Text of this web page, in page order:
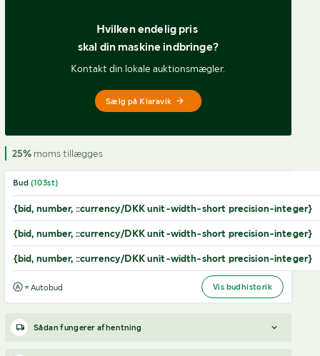
Hvilken endelig pris
skal din maskine indbringe?
Kontakt din lokale auktionsmægler.
Sælg på Klaravik
25%moms tillægges
Bud (103st)
{bid, number, ::currency/DKK unit-width-short precision-integer}
{bid, number, ::currency/DKK unit-width-short precision-integer}
{bid, number, ::currency/DKK unit-width-short precision-integer}
= Autobud Vis budhistorik
Sådan fungerer afhentning